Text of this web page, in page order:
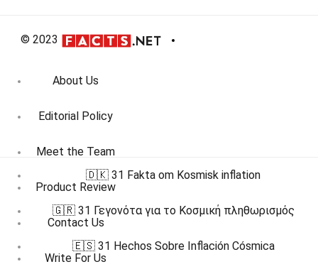
© 2023
About Us
Editorial Policy
Meet the Team
Product Review
Contact Us
Write For Us
🇩🇰 31 Fakta om Kosmisk inflation
🇬🇷 31 Γεγονότα για το Κοσμική πληθωρισμός
🇪🇸 31 Hechos Sobre Inflación Cósmica